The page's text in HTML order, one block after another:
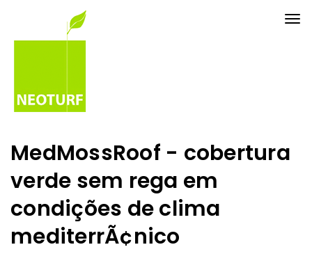
MedMossRoof - cobertura
verde sem rega em
condições de clima
mediterrÃ¢nico